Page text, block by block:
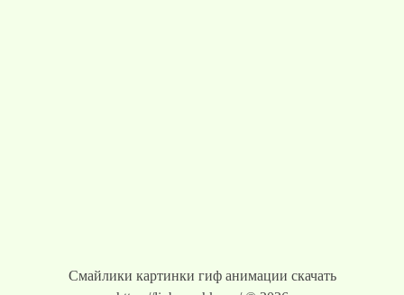
Смайлики картинки гиф анимации скачать